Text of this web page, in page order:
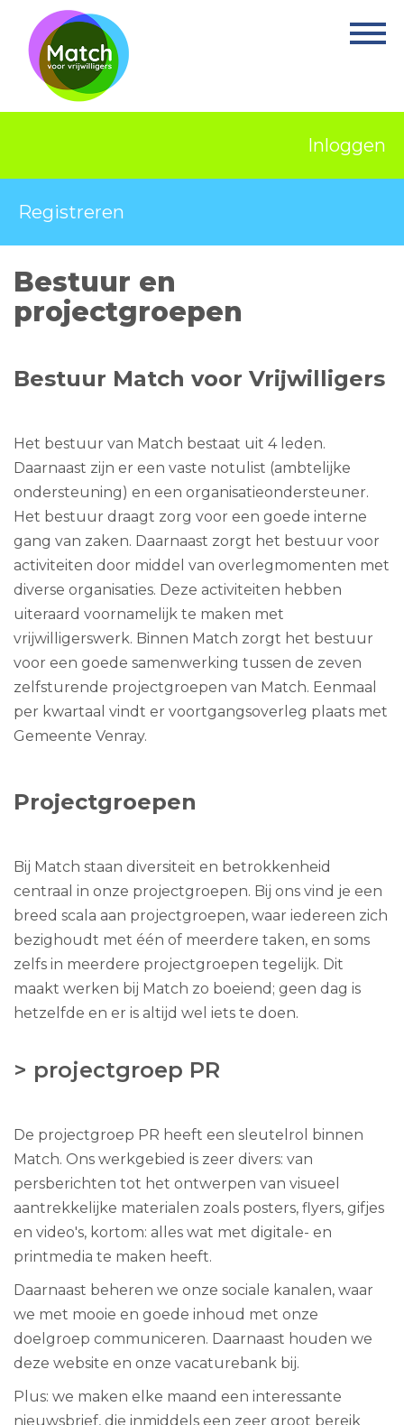
Home
Activiteiten
Projecten
Over Match
Vrijwilligerswerk
Ervaringsplek
Inloggen
Registreren
Bestuur en
projectgroepen
Bestuur Match voor Vrijwilligers
Het bestuur van Match bestaat uit 4 leden.
Daarnaast zijn er een vaste notulist (ambtelijke
ondersteuning) en een organisatieondersteuner.
Het bestuur draagt zorg voor een goede interne
gang van zaken. Daarnaast zorgt het bestuur voor
activiteiten door middel van overlegmomenten met
diverse organisaties. Deze activiteiten hebben
uiteraard voornamelijk te maken met
vrijwilligerswerk. Binnen Match zorgt het bestuur
voor een goede samenwerking tussen de zeven
zelfsturende projectgroepen van Match. Eenmaal
per kwartaal vindt er voortgangsoverleg plaats met
Gemeente Venray.
Projectgroepen
Bij Match staan diversiteit en betrokkenheid
centraal in onze projectgroepen. Bij ons vind je een
breed scala aan projectgroepen, waar iedereen zich
bezighoudt met één of meerdere taken, en soms
zelfs in meerdere projectgroepen tegelijk. Dit
maakt werken bij Match zo boeiend; geen dag is
hetzelfde en er is altijd wel iets te doen.
> projectgroep PR
De projectgroep PR heeft een sleutelrol binnen
Match. Ons werkgebied is zeer divers: van
persberichten tot het ontwerpen van visueel
aantrekkelijke materialen zoals posters, flyers, gifjes
en video's, kortom: alles wat met digitale- en
printmedia te maken heeft.
Daarnaast beheren we onze sociale kanalen, waar
we met mooie en goede inhoud met onze
doelgroep communiceren. Daarnaast houden we
deze website en onze vacaturebank bij.
Plus: we maken elke maand een interessante
nieuwsbrief, die inmiddels een zeer groot bereik